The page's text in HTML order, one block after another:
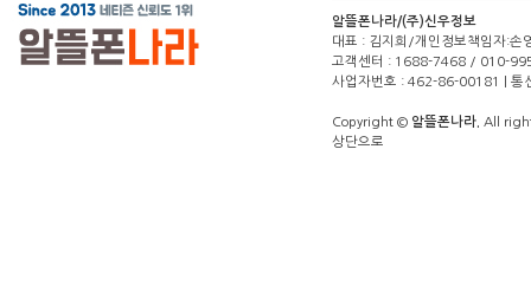
알뜰폰나라/(주)신우정보
대표 : 김지희/개인정보책임자:
고객센터 : 1688-7468 / 010-
사업자번호 : 462-86-00181 | 통
Copyright © 알뜰폰나라. All
상단으로